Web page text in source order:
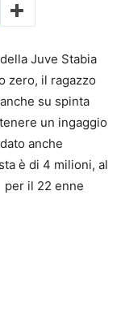
Juve Stabia
zero, il ragazzo
su spinta
un ingaggio
anche
è di 4 milioni, al
per il 22 enne